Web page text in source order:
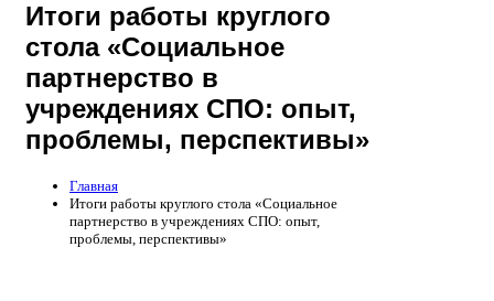
Итоги работы круглого
стола «Социальное
партнерство в
учреждениях СПО: опыт,
проблемы, перспективы»
Главная
Итоги работы круглого стола «Социальное
партнерство в учреждениях СПО: опыт,
проблемы, перспективы»